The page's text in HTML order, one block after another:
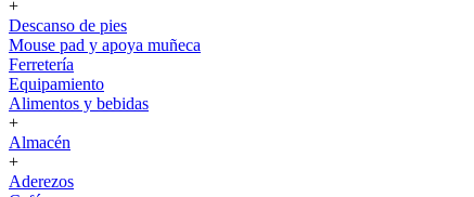
+
Descanso de pies
Mouse pad y apoya muñeca
Ferretería
Equipamiento
Alimentos y bebidas
+
Almacén
+
Aderezos